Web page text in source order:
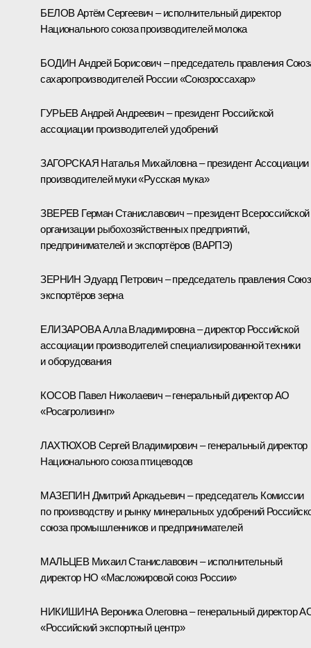
БЕЛОВ Артём Сергеевич – исполнительный директор
Национального союза производителей молока
БОДИН Андрей Борисович – председатель правления
сахаропроизводителей России «Союзроссахар»
ГУРЬЕВ Андрей Андреевич – президент Российской
ассоциации производителей удобрений
ЗАГОРСКАЯ Наталья Михайловна – президент Ассоциации
производителей муки «Русская мука»
ЗВЕРЕВ Герман Станиславович – президент Всероссийской
организации рыбохозяйственных предприятий,
предпринимателей и экспортёров (ВАРПЭ)
ЗЕРНИН Эдуард Петрович – председатель правления
экспортёров зерна
ЕЛИЗАРОВА Алла Владимировна – директор Российской
ассоциации производителей специализированной техники
и оборудования
КОСОВ Павел Николаевич – генеральный директор АО
«Росагролизинг»
ЛАХТЮХОВ Сергей Владимирович – генеральный директор
Национального союза птицеводов
МАЗЕПИН Дмитрий Аркадьевич – председатель Комиссии
по производству и рынку минеральных удобрений
союза промышленников и предпринимателей
МАЛЬЦЕВ Михаил Станиславович – исполнительный
директор НО «Масложировой союз России»
НИКИШИНА Вероника Олеговна – генеральный директор
«Российский экспортный центр»